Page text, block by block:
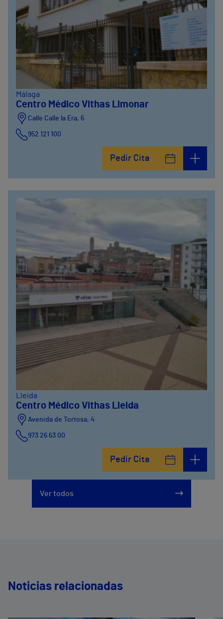
Málaga
Centro Médico Vithas Limonar
Calle Calle la Era, 6
952 121 100
Pedir Cita
Lleida
Centro Médico Vithas Lleida
Avenida de Tortosa, 4
973 26 63 00
Pedir Cita
Ver todos
Noticias relacionadas